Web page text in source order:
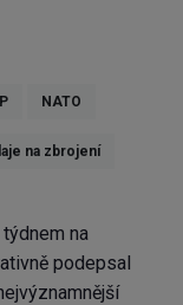
NATO
na zbrojení
na
podepsal